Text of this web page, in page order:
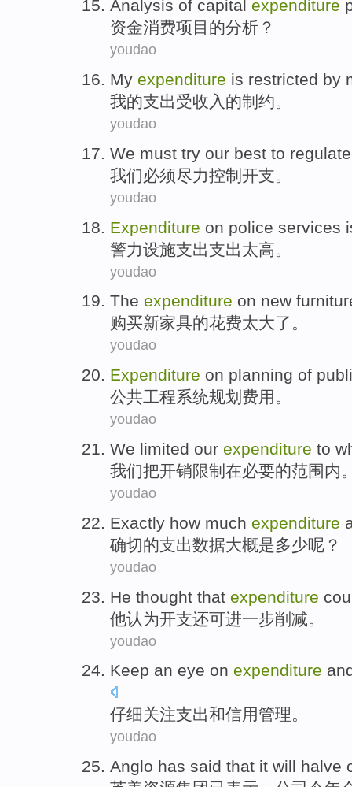
Analysis of capital expenditure
资金消费项目 的分析 ？
youdao
My expenditure is restricted by
我的支出受收入的制约。
youdao
We must try our best to regulate
我们必须尽力控制 开支。
youdao
Expenditure on police services
警力设施支出支出太高。
youdao
The expenditure on new
购买新家具的花费太大了。
youdao
Expenditure on planning of
公共工程系统规划 费用 。
youdao
We limited our expenditure to
我们把开销限制 在必要的范围内
youdao
Exactly how much expenditure
确切的支出数据大概是多少呢？
youdao
He thought that expenditure
他认为开支还可进一步削减 。
youdao
Keep an eye on expenditure
仔细关注支出和信用管理。
youdao
Anglo has said that it will halve